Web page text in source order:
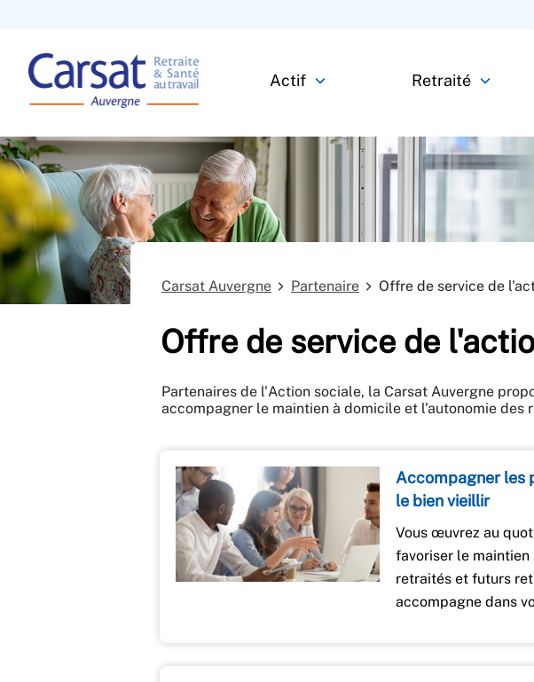
Actif Retraité
Carsat Auvergne Partenaire Offre de service de
Offre de service de
Partenaires de l'Action sociale, la Carsat Auvergne
accompagner le maintien à domicile et l’autonomie
Accompagner les
le bien vieillir
Vous œuvrez au
favoriser le
retraités et futurs
accompagne dans